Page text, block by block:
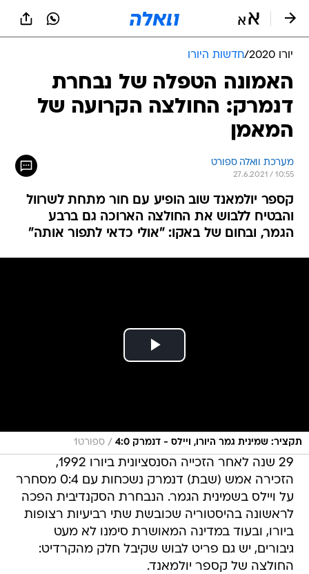
יורו 2020 /חדשות היורו
האמונה הטפלה של נבחרת
דנמרק: החולצה הקרועה של
המאמן
מערכת וואלה ספורט
27.6.2021 / 10:55
קספר יולמאנד שוב הופיע עם חור מתחת לשרוול
והבטיח ללבוש את החולצה הארוכה גם ברבע
הגמר, ובחום של באקו: "אולי כדאי לתפור אותה"
תקציר: שמינית גמר היורו, ויילס - דנמרק 4:0 / ספורט1
29 שנה לאחר הזכייה הסנסציונית ביורו 1992,
הזכירה אמש (שבת) דנמרק נשכחות עם 0:4 מסחרר
על ויילס בשמינית הגמר. הנבחרת הסקנדיבית הפכה
לראשונה בהיסטוריה שכובשת שתי רביעיות רצופות
ביורו, ובעוד במדינה המאושרת סימנו לא מעט
גיבורים, יש גם פריט לבוש שקיבל חלק מהקרדיט:
החולצה של קספר יולמאנד.